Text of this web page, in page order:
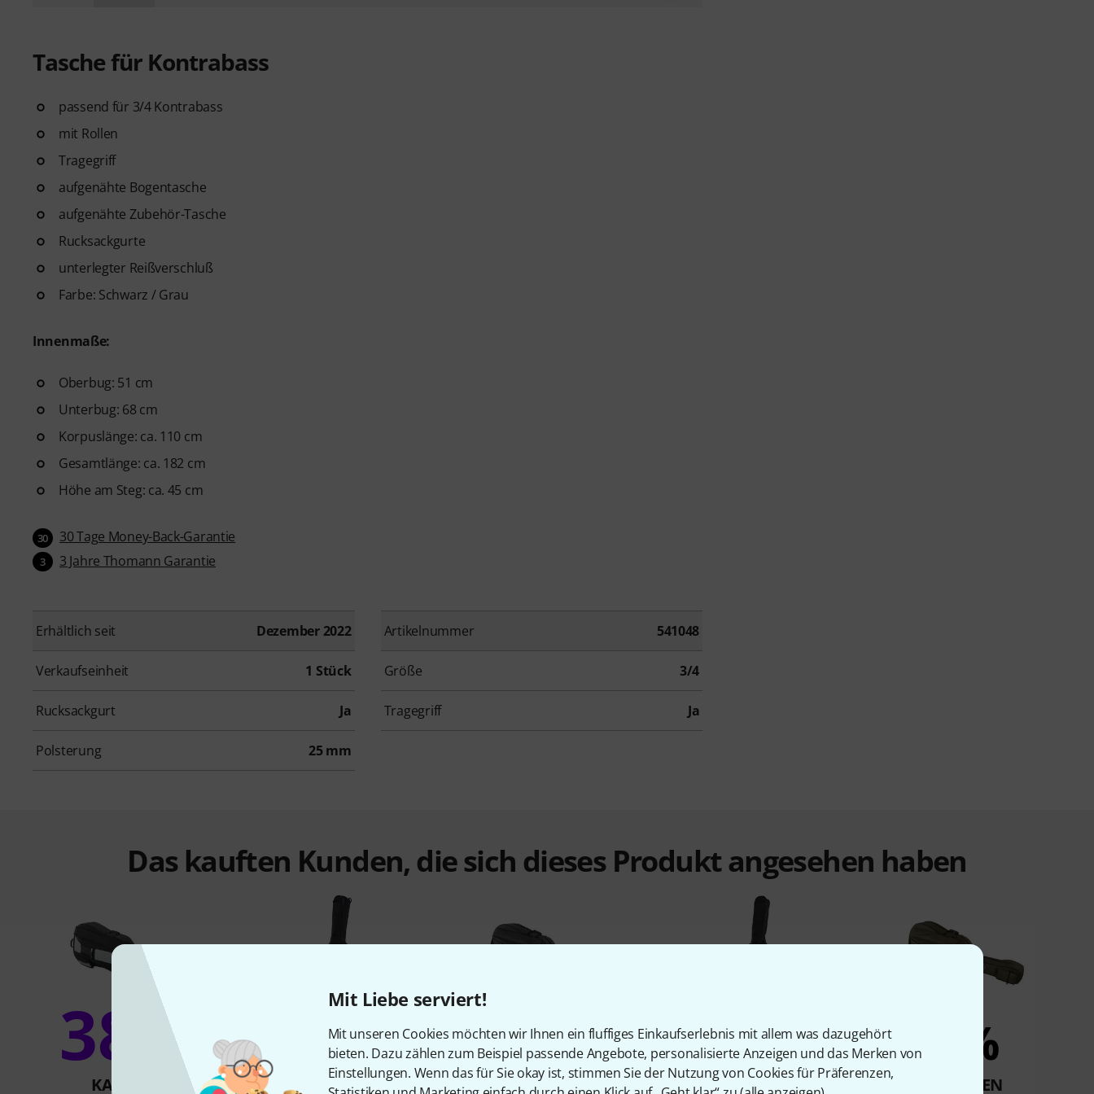
Mit Liebe serviert!
Mit unseren Cookies möchten wir Ihnen ein fluffiges Einkaufserlebnis mit allem was dazugehört
bieten. Dazu zählen zum Beispiel passende Angebote, personalisierte Anzeigen und das Merken von
Einstellungen. Wenn das für Sie okay ist, stimmen Sie der Nutzung von Cookies für Präferenzen,
Tasche für Kontrabass
passend für 3/4 Kontrabass
mit Rollen
Tragegriff
aufgenähte Bogentasche
aufgenähte Zubehör-Tasche
Rucksackgurte
unterlegter Reißverschluß
Farbe: Schwarz / Grau
Innenmaße:
Oberbug: 51 cm
Unterbug: 68 cm
Korpuslänge: ca. 110 cm
Gesamtlänge: ca. 182 cm
Höhe am Steg: ca. 45 cm
30 30 Tage Money-Back-Garantie
3 3 Jahre Thomann Garantie
Erhältlich seit Dezember 2022 Artikelnummer 541048
Verkaufseinheit 1 Stück Größe 3/4
Rucksackgurt Ja Tragegriff Ja
Polsterung 25 mm
Das kauften Kunden, die sich dieses Produkt angesehen haben
38%
KAUFTEN
12%
KAUFTEN
11%
KAUFTEN
9%
KAUFTEN
7%
KAUFTEN